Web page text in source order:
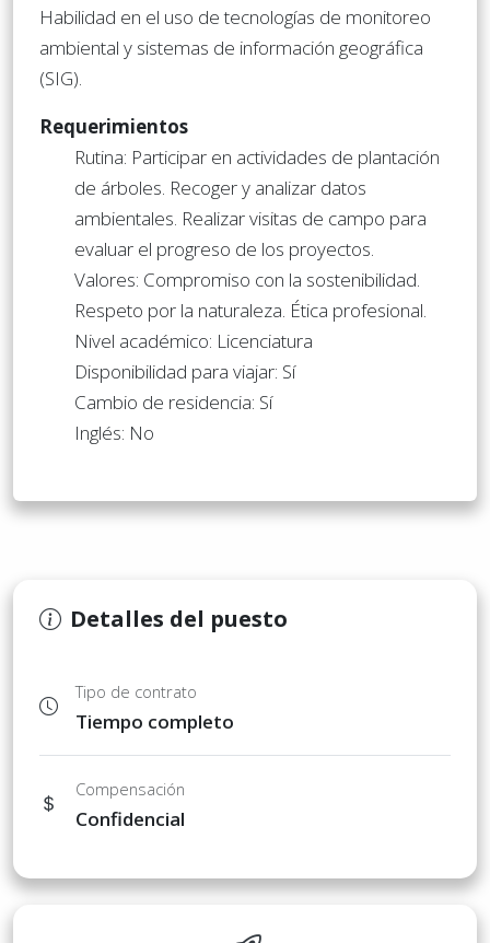
Habilidad en el uso de tecnologías de monitoreo
ambiental y sistemas de información geográfica
(SIG).
Requerimientos
Rutina: Participar en actividades de plantación
de árboles. Recoger y analizar datos
ambientales. Realizar visitas de campo para
evaluar el progreso de los proyectos.
Valores: Compromiso con la sostenibilidad.
Respeto por la naturaleza. Ética profesional.
Nivel académico: Licenciatura
Disponibilidad para viajar: Sí
Cambio de residencia: Sí
Inglés: No
Detalles del puesto
Tipo de contrato
Tiempo completo
Compensación
Confidencial